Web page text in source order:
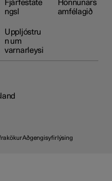
Fjárfestate
ngsl
Uppljóstru
n um
varnarleysi
Hönnunars
amfélagið
Aðgengisyfirlýsing